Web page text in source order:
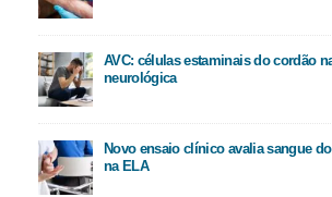
AVC: células estaminais do cordão
neurológica
Novo ensaio clínico avalia sangue
na ELA